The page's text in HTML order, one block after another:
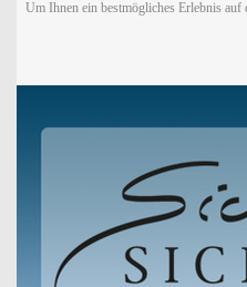
Um Ihnen ein bestmögliches Erlebnis